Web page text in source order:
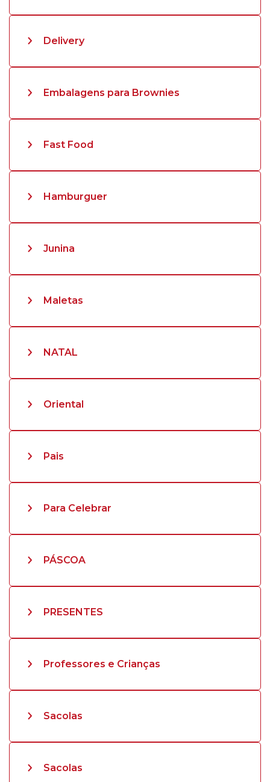
Delivery
Embalagens para Brownies
Fast Food
Hamburguer
Junina
Maletas
NATAL
Oriental
Pais
Para Celebrar
PÁSCOA
PRESENTES
Professores e Crianças
Sacolas
Sacolas